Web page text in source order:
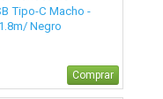
Tipo-C Macho -
Negro
Comprar